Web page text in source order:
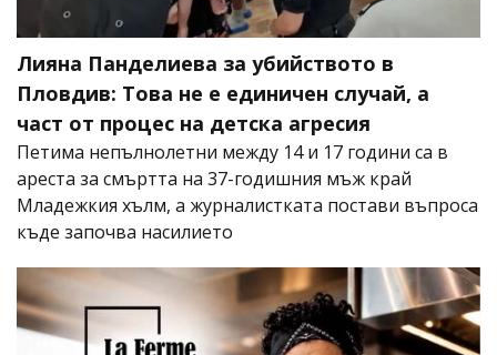
Лияна Панделиева за убийството в
Пловдив: Това не е единичен случай, а
част от процес на детска агресия
Петима непълнолетни между 14 и 17 години са в
ареста за смъртта на 37-годишния мъж край
Младежкия хълм, а журналистката постави въпроса
къде започва насилието